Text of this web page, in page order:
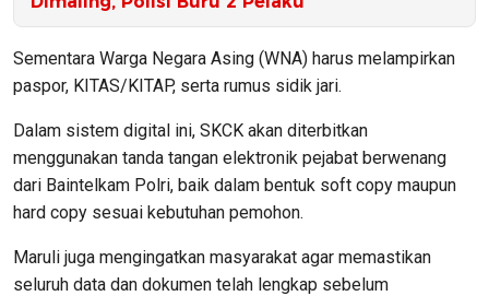
Sementara Warga Negara Asing (WNA) harus melampirkan
paspor, KITAS/KITAP, serta rumus sidik jari.
Dalam sistem digital ini, SKCK akan diterbitkan
menggunakan tanda tangan elektronik pejabat berwenang
dari Baintelkam Polri, baik dalam bentuk soft copy maupun
hard copy sesuai kebutuhan pemohon.
Maruli juga mengingatkan masyarakat agar memastikan
seluruh data dan dokumen telah lengkap sebelum